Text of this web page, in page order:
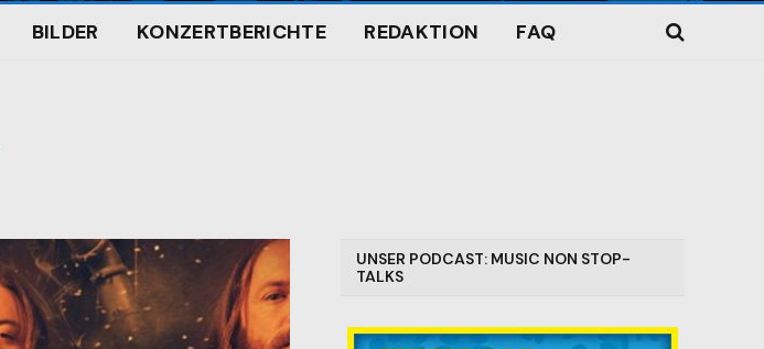
BILDER KONZERTBERICHTE REDAKTION FAQ
UNSER PODCAST: MUSIC NON STOP-
TALKS